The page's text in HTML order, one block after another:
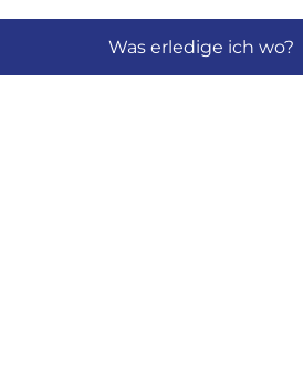
Was erledige ich wo?